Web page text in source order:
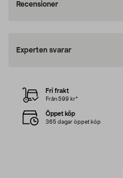
Recensioner
Experten svarar
Fri frakt
Från 599 kr*
Öppet köp
365 dagar öppet köp